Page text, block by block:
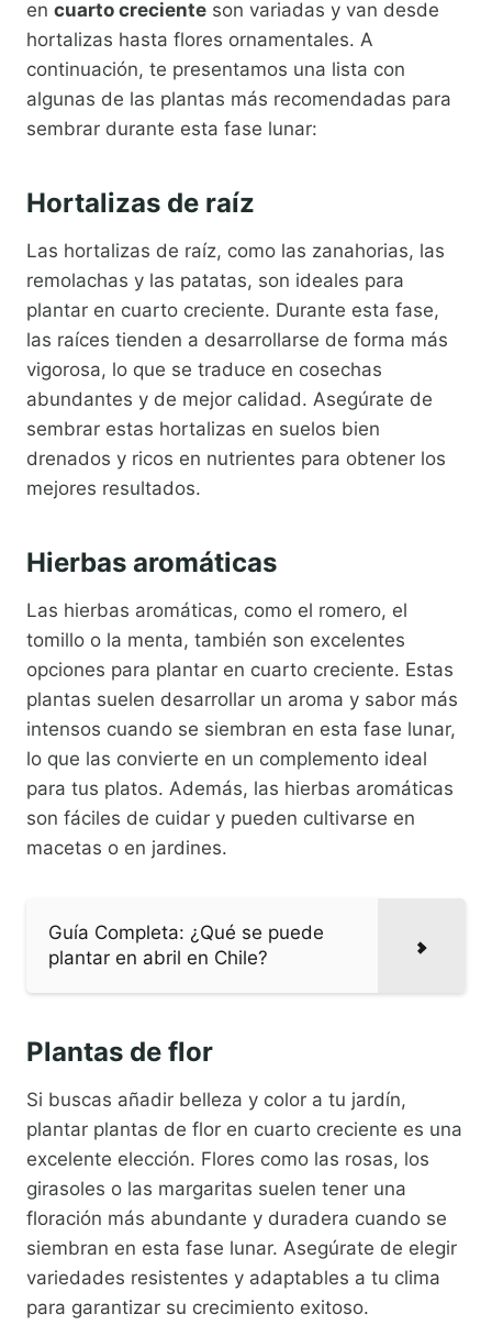
en cuarto creciente son variadas y van desde
hortalizas hasta flores ornamentales. A
continuación, te presentamos una lista con
algunas de las plantas más recomendadas para
sembrar durante esta fase lunar:
Hortalizas de raíz
Las hortalizas de raíz, como las zanahorias, las
remolachas y las patatas, son ideales para
plantar en cuarto creciente. Durante esta fase,
las raíces tienden a desarrollarse de forma más
vigorosa, lo que se traduce en cosechas
abundantes y de mejor calidad. Asegúrate de
sembrar estas hortalizas en suelos bien
drenados y ricos en nutrientes para obtener los
mejores resultados.
Hierbas aromáticas
Las hierbas aromáticas, como el romero, el
tomillo o la menta, también son excelentes
opciones para plantar en cuarto creciente. Estas
plantas suelen desarrollar un aroma y sabor más
intensos cuando se siembran en esta fase lunar,
lo que las convierte en un complemento ideal
para tus platos. Además, las hierbas aromáticas
son fáciles de cuidar y pueden cultivarse en
macetas o en jardines.
Guía Completa: ¿Qué se puede
plantar en abril en Chile?
Plantas de flor
Si buscas añadir belleza y color a tu jardín,
plantar plantas de flor en cuarto creciente es una
excelente elección. Flores como las rosas, los
girasoles o las margaritas suelen tener una
floración más abundante y duradera cuando se
siembran en esta fase lunar. Asegúrate de elegir
variedades resistentes y adaptables a tu clima
para garantizar su crecimiento exitoso.